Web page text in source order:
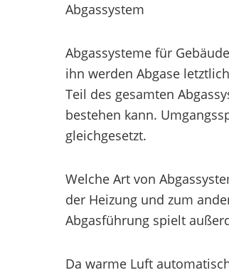
Abgassystem
Abgassysteme für
ihn werden Abgase
Teil des gesamten
bestehen kann.
gleichgesetzt.
Welche Art von
der Heizung und zum
Abgasführung spielt
Da warme Luft